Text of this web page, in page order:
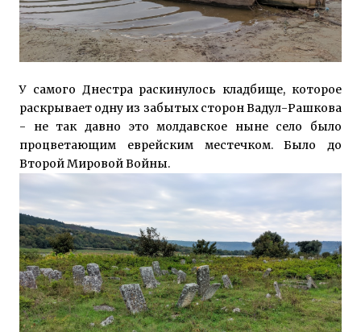
У самого Днестра раскинулось кладбище, которое
раскрывает одну из забытых сторон Вадул-Рашкова
- не так давно это молдавское ныне село было
процветающим еврейским местечком. Было до
Второй Мировой Войны.